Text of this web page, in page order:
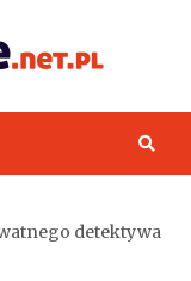
detektywa